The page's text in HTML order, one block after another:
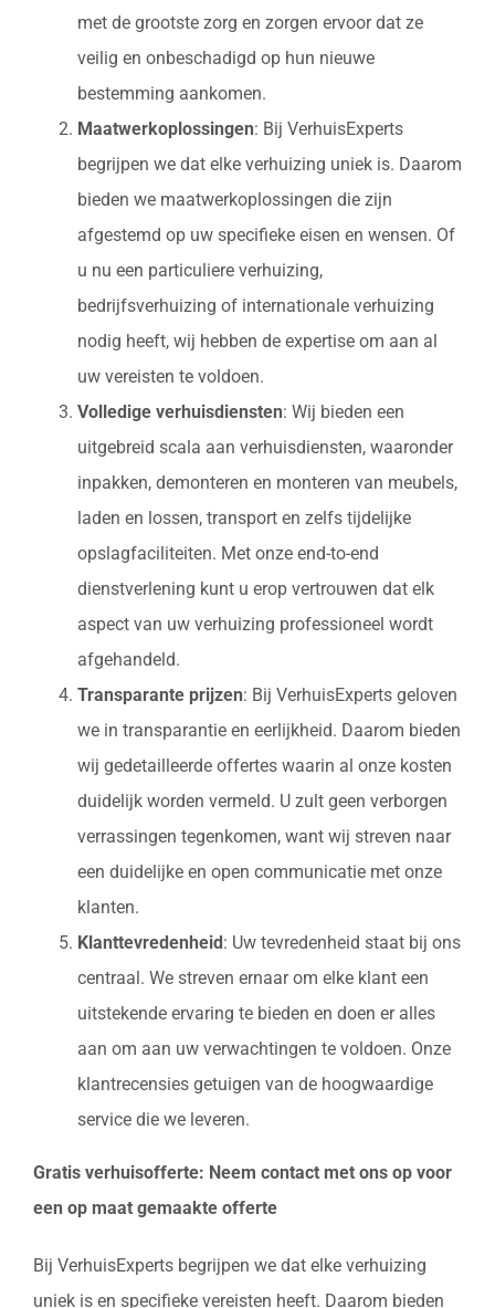
met de grootste zorg en zorgen ervoor dat ze
veilig en onbeschadigd op hun nieuwe
bestemming aankomen.
Maatwerkoplossingen: Bij VerhuisExperts
begrijpen we dat elke verhuizing uniek is. Daarom
bieden we maatwerkoplossingen die zijn
afgestemd op uw specifieke eisen en wensen. Of
u nu een particuliere verhuizing,
bedrijfsverhuizing of internationale verhuizing
nodig heeft, wij hebben de expertise om aan al
uw vereisten te voldoen.
Volledige verhuisdiensten: Wij bieden een
uitgebreid scala aan verhuisdiensten, waaronder
inpakken, demonteren en monteren van meubels,
laden en lossen, transport en zelfs tijdelijke
opslagfaciliteiten. Met onze end-to-end
dienstverlening kunt u erop vertrouwen dat elk
aspect van uw verhuizing professioneel wordt
afgehandeld.
Transparante prijzen: Bij VerhuisExperts geloven
we in transparantie en eerlijkheid. Daarom bieden
wij gedetailleerde offertes waarin al onze kosten
duidelijk worden vermeld. U zult geen verborgen
verrassingen tegenkomen, want wij streven naar
een duidelijke en open communicatie met onze
klanten.
Klanttevredenheid : Uw tevredenheid staat bij ons
centraal. We streven ernaar om elke klant een
uitstekende ervaring te bieden en doen er alles
aan om aan uw verwachtingen te voldoen. Onze
klantrecensies getuigen van de hoogwaardige
service die we leveren.
Gratis verhuisofferte: Neem contact met ons op voor
een op maat gemaakte offerte
Bij VerhuisExperts begrijpen we dat elke verhuizing
uniek is en specifieke vereisten heeft. Daarom bieden